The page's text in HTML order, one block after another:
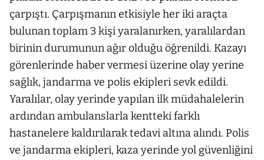
çarpıştı. Çarpışmanın etkisiyle her iki araçta
bulunan toplam 3 kişi yaralanırken, yaralılardan
birinin durumunun ağır olduğu öğrenildi. Kazayı
görenlerinde haber vermesi üzerine olay yerine
sağlık, jandarma ve polis ekipleri sevk edildi.
Yaralılar, olay yerinde yapılan ilk müdahalelerin
ardından ambulanslarla kentteki farklı
hastanelere kaldırılarak tedavi altına alındı. Polis
ve jandarma ekipleri, kaza yerinde yol güvenliğini